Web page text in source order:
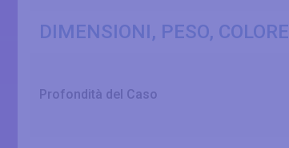
DIMENSIONI, PESO, COLORE
Profondità del Caso